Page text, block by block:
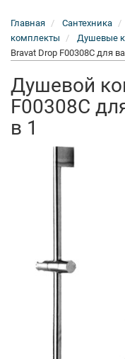
Главная Сантехника
комплекты
Душевые
Bravat Drop F00308C для
Душевой
F00308C
в 1